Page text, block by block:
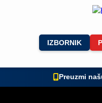
IZBORNIK
Preuzmi